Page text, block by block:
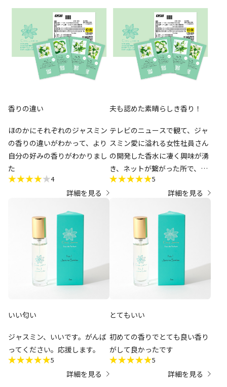
したが。強くないかすかな香り
にとても癒されました。
ぜひ購入したいと思ってます。
香りの違い
ほのかにそれぞれのジャスミン
の香りの違いがわかって、より
自分の好みの香りがわかりまし
た
4
詳細を見る
夫も認めた素晴らしき香り！
テレビのニュースで観て、ジャ
スミン愛に溢れる女性社員さん
の開発した香水に凄く興味が湧
き、ネットが繋がった所で、早
速ムエットを購入させていただ
筒からもういい香り。それぞれ
に香りが良くて生花の香りの再
現度が素晴らしいと思いまし
ムエットのように小さなボトル
しても使いやすいなぁ〜と思い
ながらも、どの香水にするか悩
んでいる所ですが、1番驚いた
のが、香水嫌いな夫に刺さった
5
詳細を見る
いい匂い
ジャスミン、いいです。がんば
ってください。応援します。
5
詳細を見る
とてもいい
初めての香りでとても良い香り
がして良かったです
5
詳細を見る